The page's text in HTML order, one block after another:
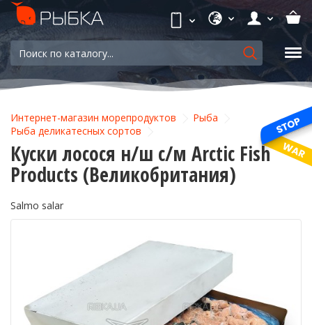
Интернет-магазин морепродуктов
Рыба
Рыба деликатесных сортов
Куски лосося н/ш с/м Arctic Fish
Products (Великобритания)
Salmo salar